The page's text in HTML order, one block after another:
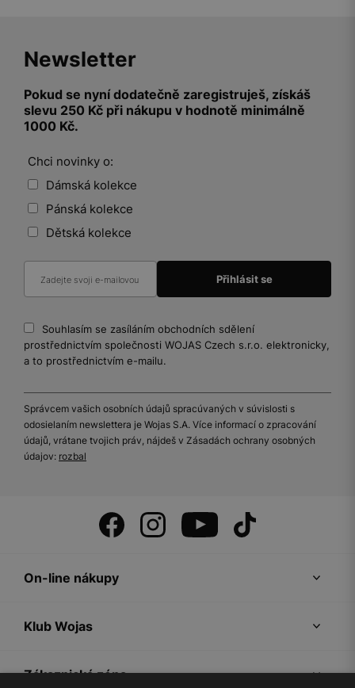
Newsletter
Pokud se nyní dodatečně zaregistruješ, získáš
slevu 250 Kč při nákupu v hodnotě minimálně
1000 Kč.
Chci novinky o:
Dámská kolekce
Pánská kolekce
Dětská kolekce
Souhlasím se zasíláním obchodních sdělení
prostřednictvím společnosti WOJAS Czech s.r.o. elektronicky,
a to prostřednictvím e-mailu.
Správcem vašich osobních údajů spracúvaných v súvislosti s
odosielaním newslettera je Wojas S.A. Více informací o zpracování
údajů, vrátane tvojich práv, nájdeš v Zásadách ochrany osobných
údajov: rozbal
On-line nákupy
Klub Wojas
Zákaznická zóna